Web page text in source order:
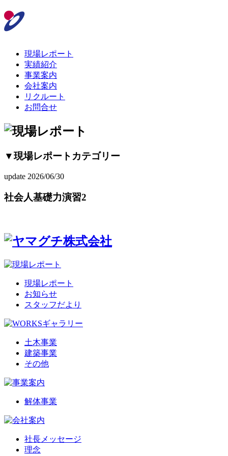
現場レポート
実績紹介
事業案内
会社案内
リクルート
お問合せ
▼現場レポートカテゴリー
update 2026/06/30
社会人基礎力演習2
現場レポート
お知らせ
スタッフだより
土木事業
建築事業
その他
解体事業
社長メッセージ
理念